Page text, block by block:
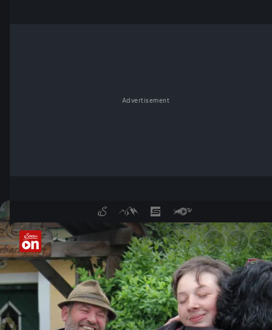
Advertisement
Das Leben geht weiter -